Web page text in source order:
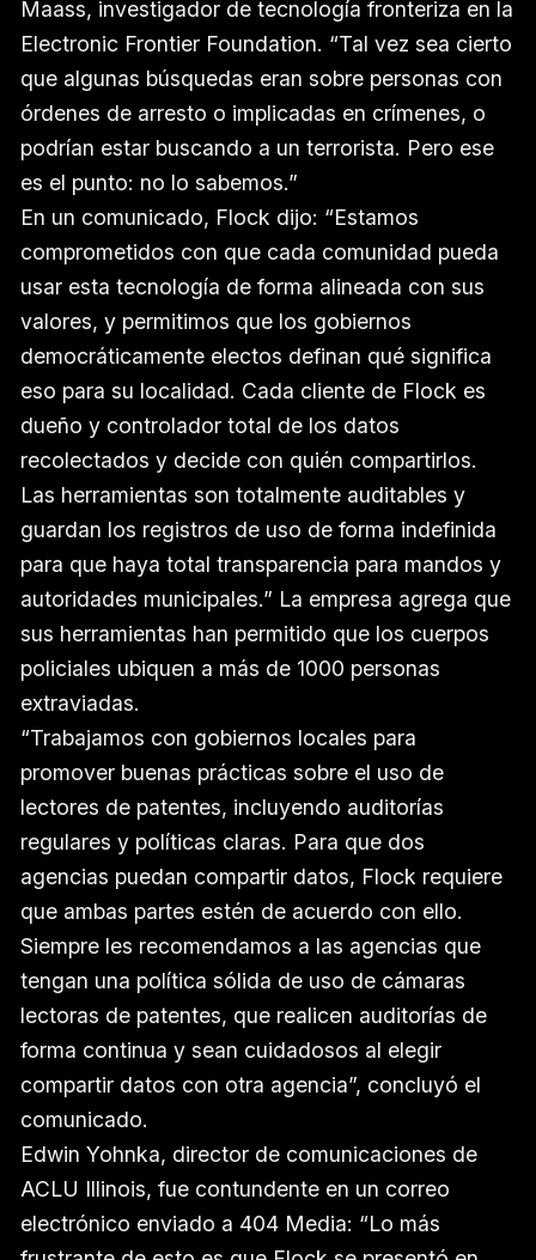
Maass, investigador de tecnología fronteriza en la
Electronic Frontier Foundation. “Tal vez sea cierto
que algunas búsquedas eran sobre personas con
órdenes de arresto o implicadas en crímenes, o
podrían estar buscando a un terrorista. Pero ese
es el punto: no lo sabemos.”
En un comunicado, Flock dijo: “Estamos
comprometidos con que cada comunidad pueda
usar esta tecnología de forma alineada con sus
valores, y permitimos que los gobiernos
democráticamente electos definan qué significa
eso para su localidad. Cada cliente de Flock es
dueño y controlador total de los datos
recolectados y decide con quién compartirlos.
Las herramientas son totalmente auditables y
guardan los registros de uso de forma indefinida
para que haya total transparencia para mandos y
autoridades municipales.” La empresa agrega que
sus herramientas han permitido que los cuerpos
policiales ubiquen a más de 1000 personas
extraviadas.
“Trabajamos con gobiernos locales para
promover buenas prácticas sobre el uso de
lectores de patentes, incluyendo auditorías
regulares y políticas claras. Para que dos
agencias puedan compartir datos, Flock requiere
que ambas partes estén de acuerdo con ello.
Siempre les recomendamos a las agencias que
tengan una política sólida de uso de cámaras
lectoras de patentes, que realicen auditorías de
forma continua y sean cuidadosos al elegir
compartir datos con otra agencia”, concluyó el
comunicado.
Edwin Yohnka, director de comunicaciones de
ACLU Illinois, fue contundente en un correo
electrónico enviado a 404 Media: “Lo más